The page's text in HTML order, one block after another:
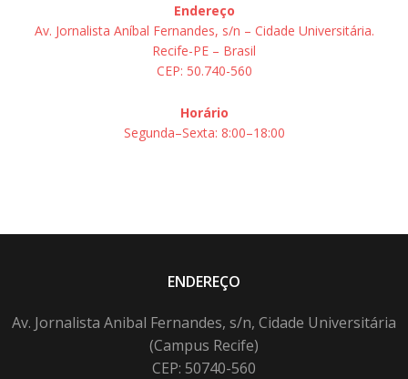
Endereço
Av. Jornalista Aníbal Fernandes, s/n – Cidade Universitária.
Recife-PE – Brasil
CEP: 50.740-560
Horário
Segunda–Sexta: 8:00–18:00
ENDEREÇO
Av. Jornalista Anibal Fernandes, s/n, Cidade Universitária
(Campus Recife)
CEP: 50740-560